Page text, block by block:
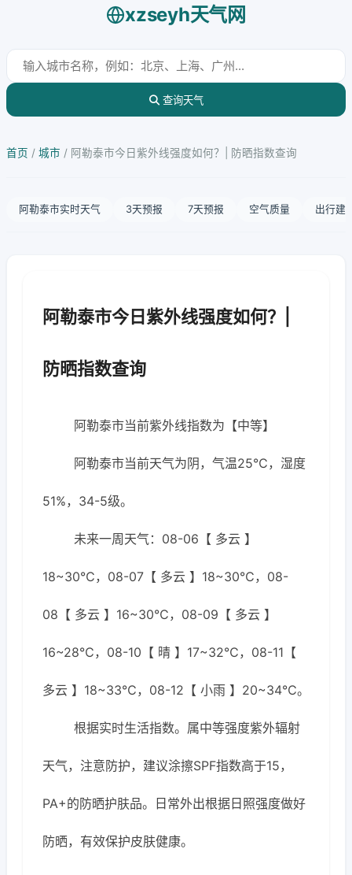
xzseyh天气网
查询天气
首页 / 城市 / 阿勒泰市今日紫外线强度如何？| 防晒指数查询
阿勒泰市实时天气 3天预报 7天预报 空气质量 出行建
阿勒泰市今日紫外线强度如何？|
防晒指数查询
阿勒泰市当前紫外线指数为【中等】
阿勒泰市当前天气为阴，气温25℃，湿度
51%，34-5级。
未来一周天气：08-06【 多云 】
18~30℃，08-07【 多云 】18~30℃，08-
08【 多云 】16~30℃，08-09【 多云 】
16~28℃，08-10【 晴 】17~32℃，08-11【
多云 】18~33℃，08-12【 小雨 】20~34℃。
根据实时生活指数。属中等强度紫外辐射
天气，注意防护，建议涂擦SPF指数高于15，
PA+的防晒护肤品。日常外出根据日照强度做好
防晒，有效保护皮肤健康。